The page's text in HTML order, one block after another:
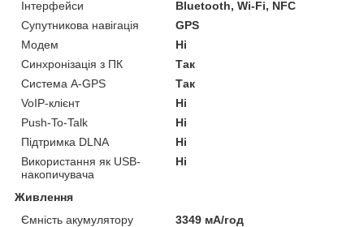
Інтерфейси
Bluetooth, Wi-Fi, NFC
Супутникова навігація
GPS
Модем
Ні
Синхронізація з ПК
Так
Система A-GPS
Так
VoIP-клієнт
Ні
Push-To-Talk
Ні
Підтримка DLNA
Ні
Використання як USB-
накопичувача
Ні
Живлення
Ємність акумулятору
3349 мА/год